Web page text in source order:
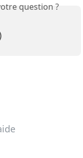
question ?